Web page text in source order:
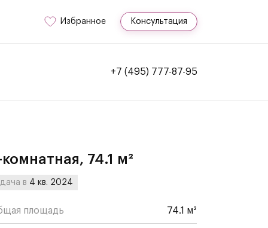
Избранное Консультация
+7 (495) 777-87-95
74.1 м²
в 4 кв. 2024
площадь 74.1 м²